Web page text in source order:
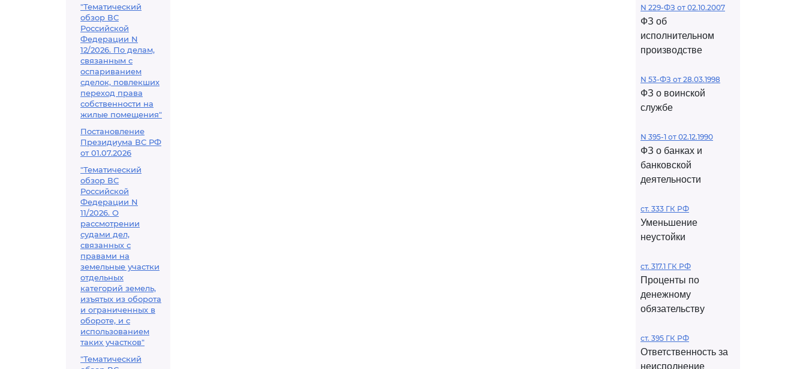
"Тематический
обзор ВС
Российской
Федерации N
12/2026. По делам,
связанным с
оспариванием
сделок, повлекших
переход права
собственности на
жилые помещения"
Постановление
Президиума ВС РФ
от 01.07.2026
"Тематический
обзор ВС
Российской
Федерации N
11/2026. О
рассмотрении
судами дел,
связанных с
правами на
земельные участки
отдельных
категорий земель,
изъятых из оборота
и ограниченных в
обороте, и с
использованием
таких участков"
"Тематический
N 229-ФЗ от 02.10.2007
ФЗ об
исполнительном
производстве
N 53-ФЗ от 28.03.1998
ФЗ о воинской
службе
N 395-1 от 02.12.1990
ФЗ о банках и
банковской
деятельности
ст. 333 ГК РФ
Уменьшение
неустойки
ст. 317.1 ГК РФ
Проценты по
денежному
обязательству
ст. 395 ГК РФ
Ответственность за
неисполнение